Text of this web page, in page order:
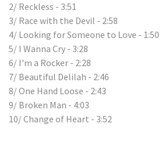
2/ Reckless - 3:51
3/ Race with the Devil - 2:58
4/ Looking for Someone to Love - 1:50
5/ I Wanna Cry - 3:28
6/ I'm a Rocker - 2:28
7/ Beautiful Delilah - 2:46
8/ One Hand Loose - 2:43
9/ Broken Man - 4:03
10/ Change of Heart - 3:52